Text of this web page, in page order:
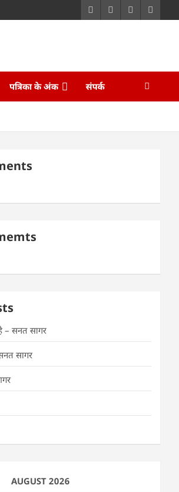
पत्रिका के अंक संपर्क
– सनत सागर
सागर
AUGUST 2026